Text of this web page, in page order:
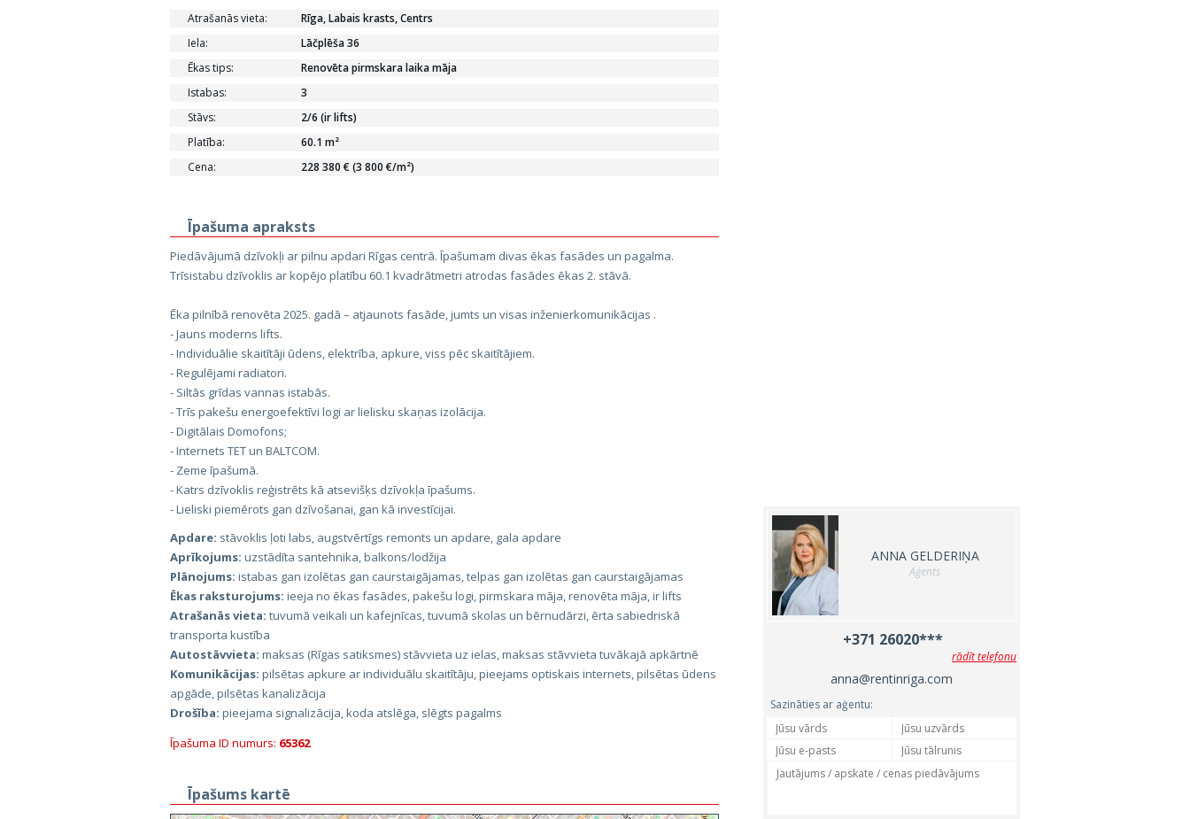
Atrašanās vieta:
Rīga, Labais krasts, Centrs
Iela:
Lāčplēša 36
Ēkas tips:
Renovēta pirmskara laika māja
Istabas:
3
Stāvs:
2/6 (ir lifts)
Platība:
60.1 m²
Cena:
228 380 € (3 800 €/m²)
Īpašuma apraksts
Piedāvājumā dzīvokļi ar pilnu apdari Rīgas centrā. Īpašumam divas ēkas fasādes un pagalma.
Trīsistabu dzīvoklis ar kopējo platību 60.1 kvadrātmetri atrodas fasādes ēkas 2. stāvā.
Ēka pilnībā renovēta 2025. gadā – atjaunots fasāde, jumts un visas inženierkomunikācijas .
- Jauns moderns lifts.
- Individuālie skaitītāji ūdens, elektrība, apkure, viss pēc skaitītājiem.
- Regulējami radiatori.
- Siltās grīdas vannas istabās.
- Trīs pakešu energoefektīvi logi ar lielisku skaņas izolācija.
- Digitālais Domofons;
- Internets TET un BALTCOM.
- Zeme īpašumā.
- Katrs dzīvoklis reģistrēts kā atsevišķs dzīvokļa īpašums.
- Lieliski piemērots gan dzīvošanai, gan kā investīcijai.
Apdare: stāvoklis ļoti labs, augstvērtīgs remonts un apdare, gala apdare
Aprīkojums: uzstādīta santehnika, balkons/lodžija
Plānojums: istabas gan izolētas gan caurstaigājamas, telpas gan izolētas gan caurstaigājamas
Ēkas raksturojums: ieeja no ēkas fasādes, pakešu logi, pirmskara māja, renovēta māja, ir lifts
Atrašanās vieta: tuvumā veikali un kafejnīcas, tuvumā skolas un bērnudārzi, ērta sabiedriskā
transporta kustība
Autostāvvieta: maksas (Rīgas satiksmes) stāvvieta uz ielas, maksas stāvvieta tuvākajā apkārtnē
Komunikācijas: pilsētas apkure ar individuālu skaitītāju, pieejams optiskais internets, pilsētas ūdens
apgāde, pilsētas kanalizācija
Drošība: pieejama signalizācija, koda atslēga, slēgts pagalms
Īpašuma ID numurs: 65362
Īpašums kartē
ANNA GELDERIŅA
Aģents
+371 26020***
rādīt telefonu
anna@rentinriga.com
Sazināties ar aģentu: